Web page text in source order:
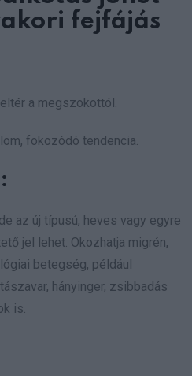
fejfájás
a megszokottól.
fokozódó tendencia.
az új típusú, heves vagy egyre
jel lehet. Okozhatja migrén,
betegség, például
hányinger, zsibbadás
is.